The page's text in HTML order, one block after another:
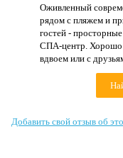
Страны
Как купить
Оживленный
рядом с пляжем и
гостей -
СПА-центр. Хорошо
вдвоем или с
Добавить свой отзыв об